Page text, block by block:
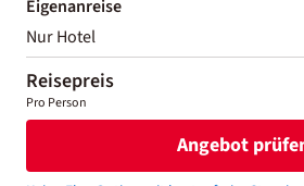
Eigenanreise
Nur Hotel
Reisepreis
Pro Person
Angebot